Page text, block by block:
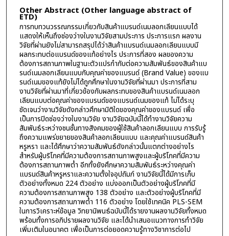
Other Abstract (Other language abstract of
ETD)
การทบทวนวรรณกรรมเกี่ยวกับสินค้าแบรนด์เนมลอกเลียนแบบได้
แสดงให้เห็นถึงช่องว่างในงานวิจัยสามประการ ประการแรก ผลงาน
วิจัยที่ผ่านยังไม่สามารถสรุปได้ว่าสินค้าแบรนด์เนมลอกเลียนแบบมี
ผลกระทบต่อแบรนด์ของแท้อย่างไร ประการที่สอง ผลของความ
ต้องการสถานภาพในฐานะตัวแปรกำกับต่อความสัมพันธ์ของสินค้าแบ
รนด์เนมลอกเลียนแบบกับคุณค่าของแบรนด์ (Brand Value) ของแบ
รนด์เนมของแท้ยังไม่ได้ถูกศึกษาในงานวิจัยที่ผ่านมา ประการที่สาม
งานวิจัยที่ผ่านมาที่เกี่ยวข้องกับผลกระทบของสินค้าแบรนด์เนมลอก
เลียนแบบต่อคุณค่าของแบรนด์ของแบรนด์เนมของแท้ ไม่ได้ระบุ
ชัดเจนว่างานวิจัยดังกล่าวศึกษามิติใดของคุณค่าของแบรนด์ เพื่อ
เป็นการปิดช่องว่างในงานวิจัย งานวิจัยฉบับนี้ได้ทำงานวิจัยความ
สัมพันธ์ระหว่างชนชั้นทางสังคมของผู้ใช้สินค้าลอกเลียนแบบ การรับรู้
ถึงความแพร่ขยายของสินค้าลอกเลียนแบบ และคุณค่าแบรนด์สินค้า
หรูหรา และได้ศึกษาว่าความสัมพันธ์ดังกล่าวนั้นแตกต่างอย่างไร
สำหรับผู้บริโภคที่มีความต้องการสถานภาพสูงและผู้บริโภคที่มีความ
ต้องการสถานภาพต่ำ อีกทั้งยังศึกษาความสัมพันธ์ระหว่างคุณค่า
แบรนด์สินค้าหรูหราและความตั้งใจอุปถัมภ์ งานวิจัยนี้ได้มีการเก็บ
ตัวอย่างทั้งหมด 224 ตัวอย่าง แบ่งออกเป็นตัวอย่างผู้บริโภคที่มี
ความต้องการสถานภาพสูง 138 ตัวอย่าง และตัวอย่างผู้บริโภคที่มี
ความต้องการสถานภาพต่ำ 116 ตัวอย่าง โดยใช้เทคนิค PLS-SEM
ในการวิเคราะห์ข้อมูล วิทยานิพนธ์ฉบับนี้ได้รายงานผลงานวิจัยทั้งหมด
พร้อมทั้งการอภิปรายผลงานวิจัย และได้นำเสนอแนวทางการทำวิจัย
เพิ่มเติมในอนาคต เพื่อเป็นการต่อยอดความรู้ทางวิชาการต่อไป